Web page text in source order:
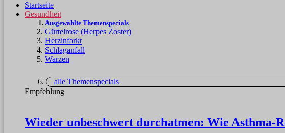
Startseite
Gesundheit
Ausgewählte Themenspecials
Gürtelrose (Herpes Zoster)
Herzinfarkt
Schlaganfall
Warzen
alle Themenspecials
Empfehlung
Wieder unbeschwert durchatmen: Wie Asthma-